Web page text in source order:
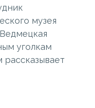
музея
уголкам